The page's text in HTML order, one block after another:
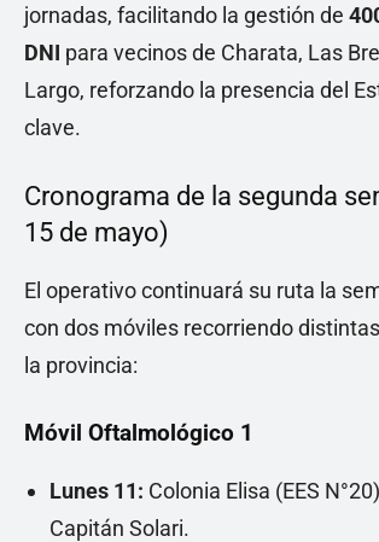
jornadas, facilitando la gestión de
DNI para vecinos de Charata, Las
Largo, reforzando la presencia del
clave.
Cronograma de la segunda
15 de mayo)
El operativo continuará su ruta la
con dos móviles recorriendo
la provincia:
Móvil Oftalmológico 1
Lunes 11: Colonia Elisa (EES
Capitán Solari.